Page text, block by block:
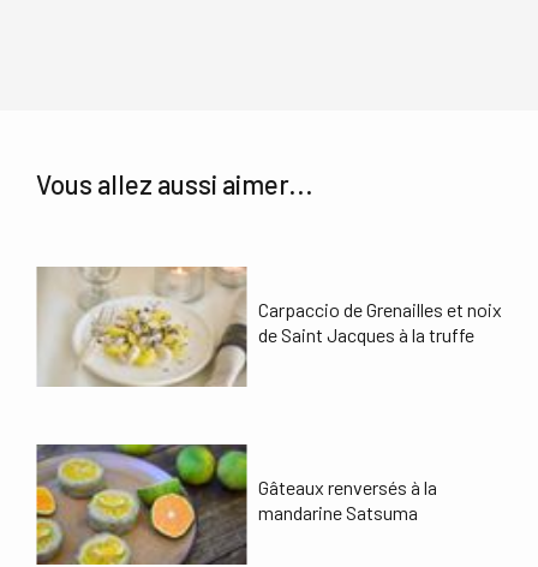
Vous allez aussi aimer...
Carpaccio de Grenailles et noix
de Saint Jacques à la truffe
Gâteaux renversés à la
mandarine Satsuma